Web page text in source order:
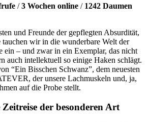
/3 Wochen online / 1242 Daumen
und Freunde der gepflegten Absurdität,
tauchen wir in die wunderbare Welt der
ein – und zwar in ein Exemplar, das nicht
auch intellektuell so einige Haken schlägt.
“Ein Bisschen Schwanz”, dem neuesten
der unsere Lachmuskeln und, ja,
auf die Probe stellt.
der besonderen Art